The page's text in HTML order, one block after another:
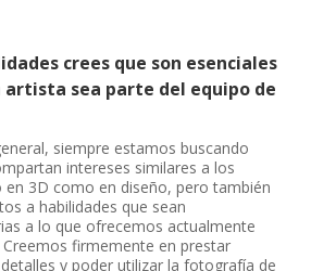
crees que son esenciales
artista sea parte del equipo de
siempre estamos buscando
intereses similares a los
3D como en diseño, pero también
a habilidades que sean
a lo que ofrecemos actualmente
firmemente en prestar
y poder utilizar la fotografía de